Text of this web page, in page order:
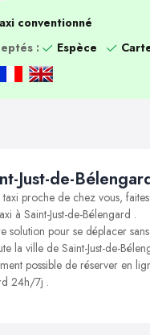
conventionné
:
Espèce
Just-de-
proche de chez vous,
à Saint-Just-de-Bélengard .
solution pour se déplacer
la ville de Saint-Just-de-
possible de réserver en
24h/7j .